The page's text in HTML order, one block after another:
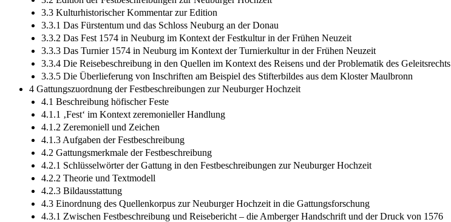
3.3 Kulturhistorischer Kommentar zur Edition
3.3.1 Das Fürstentum und das Schloss Neuburg an der Donau
3.3.2 Das Fest 1574 in Neuburg im Kontext der Festkultur in der Frühen Neuzeit
3.3.3 Das Turnier 1574 in Neuburg im Kontext der Turnierkultur in der Frühen Neuzeit
3.3.4 Die Reisebeschreibung in den Quellen im Kontext des Reisens und der Problematik des Geleitsrechts
3.3.5 Die Überlieferung von Inschriften am Beispiel des Stifterbildes aus dem Kloster Maulbronn
4 Gattungszuordnung der Festbeschreibungen zur Neuburger Hochzeit
4.1 Beschreibung höfischer Feste
4.1.1 ‚Fest‘ im Kontext zeremonieller Handlung
4.1.2 Zeremoniell und Zeichen
4.1.3 Aufgaben der Festbeschreibung
4.2 Gattungsmerkmale der Festbeschreibung
4.2.1 Schlüsselwörter der Gattung in den Festbeschreibungen zur Neuburger Hochzeit
4.2.2 Theorie und Textmodell
4.2.3 Bildausstattung
4.3 Einordnung des Quellenkorpus zur Neuburger Hochzeit in die Gattungsforschung
4.3.1 Zwischen Festbeschreibung und Reisebericht – die Amberger Handschrift und der Druck von 1576